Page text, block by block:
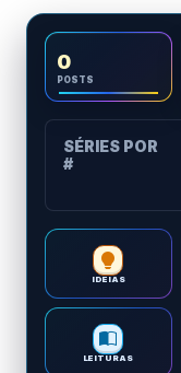
0
POSTS
SÉRIES POR
#
IDEIAS
LEITURAS